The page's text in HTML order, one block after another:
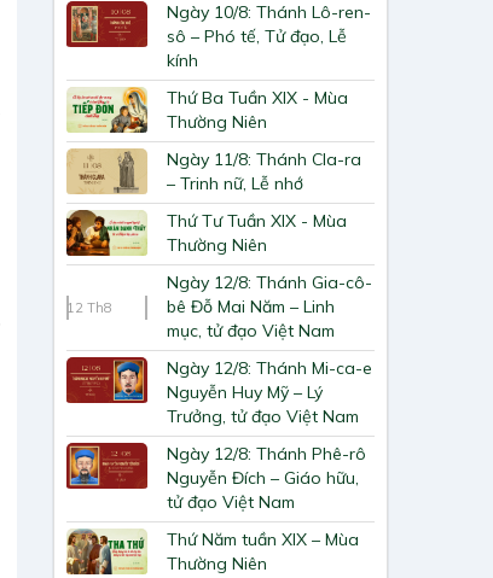
Ngày 10/8: Thánh Lô-ren-
sô – Phó tế, Tử đạo, Lễ
kính
Thứ Ba Tuần XIX - Mùa
Thường Niên
Ngày 11/8: Thánh Cla-ra
– Trinh nữ, Lễ nhớ
Thứ Tư Tuần XIX - Mùa
Thường Niên
12 Th8
Ngày 12/8: Thánh Gia-cô-
bê Đỗ Mai Năm – Linh
mục, tử đạo Việt Nam
Ngày 12/8: Thánh Mi-ca-e
Nguyễn Huy Mỹ – Lý
Trưởng, tử đạo Việt Nam
Ngày 12/8: Thánh Phê-rô
Nguyễn Đích – Giáo hữu,
tử đạo Việt Nam
Thứ Năm tuần XIX – Mùa
Thường Niên